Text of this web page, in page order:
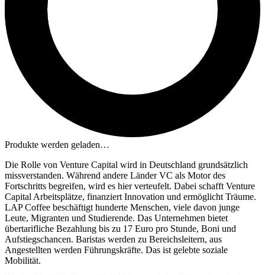
Produkte werden geladen…
Die Rolle von Venture Capital wird in Deutschland grundsätzlich
missverstanden. Während andere Länder VC als Motor des
Fortschritts begreifen, wird es hier verteufelt. Dabei schafft Venture
Capital Arbeitsplätze, finanziert Innovation und ermöglicht Träume.
LAP Coffee beschäftigt hunderte Menschen, viele davon junge
Leute, Migranten und Studierende. Das Unternehmen bietet
übertarifliche Bezahlung bis zu 17 Euro pro Stunde, Boni und
Aufstiegschancen. Baristas werden zu Bereichsleitern, aus
Angestellten werden Führungskräfte. Das ist gelebte soziale
Mobilität.